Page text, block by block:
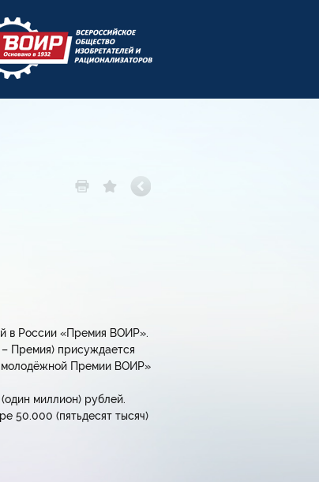
в России «Премия ВОИР».
– Премия) присуждается
молодёжной Премии ВОИР»
миллион) рублей.
50.000 (пятьдесят тысяч)